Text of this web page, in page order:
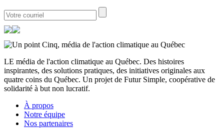
LE média de l'action climatique au Québec. Des histoires
inspirantes, des solutions pratiques, des initiatives originales aux
quatre coins du Québec. Un projet de Futur Simple, coopérative de
solidarité à but non lucratif.
À propos
Notre équipe
Nos partenaires